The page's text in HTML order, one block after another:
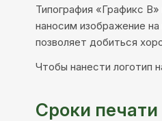
Типография «Графикс
наносим изображение
позволяет добиться
Чтобы нанести логотип
Сроки